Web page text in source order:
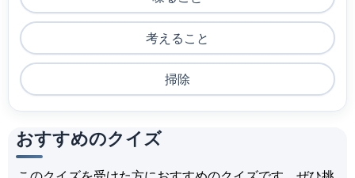
考えること
掃除
おすすめのクイズ